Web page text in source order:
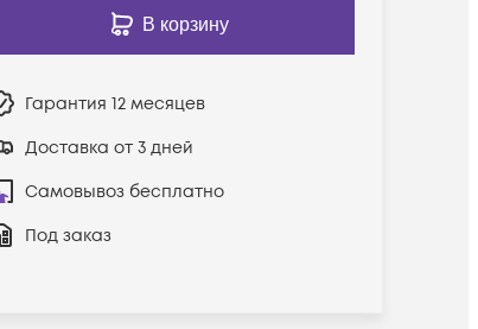
В корзину
Гарантия 12 месяцев
Доставка от 3 дней
Самовывоз бесплатно
Под заказ